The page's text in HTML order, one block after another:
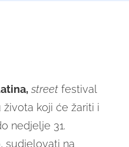
streetfestival
koji će žariti i
nedjelje 31.
sudjelovati na